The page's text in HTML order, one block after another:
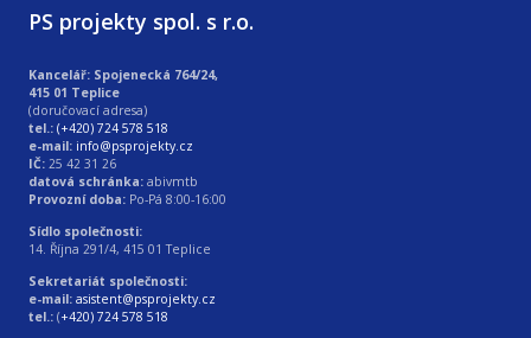
PS projekty spol. s r.o.
Kancelář: Spojenecká 764/24,
415 01 Teplice
(doručovací adresa)
tel.: (+420) 724 578 518
e-mail: info@psprojekty.cz
IČ: 25 42 31 26
datová schránka: abivmtb
Provozní doba: Po-Pá 8:00-16:00
Sídlo společnosti:
14. Října 291/4, 415 01 Teplice
Sekretariát společnosti:
e-mail: asistent@psprojekty.cz
tel.: (+420) 724 578 518